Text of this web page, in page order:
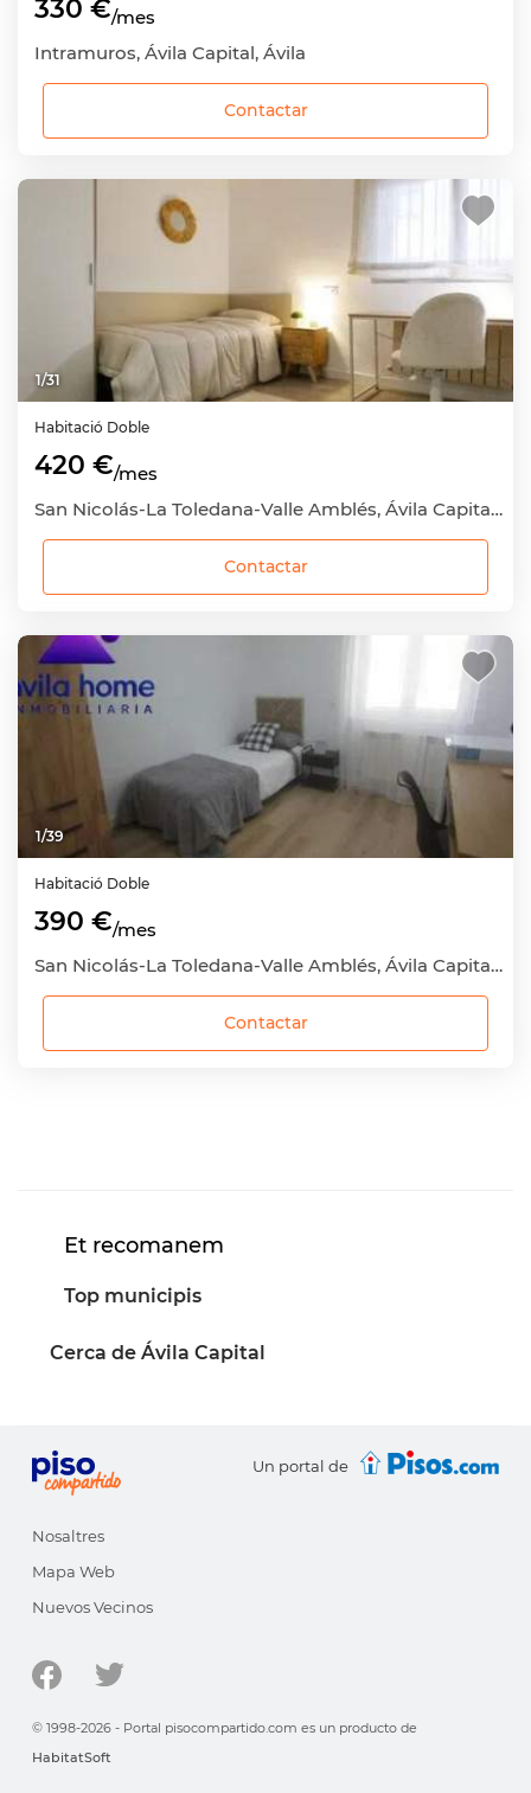
330 €/mes
Intramuros, Ávila Capital, Ávila
Contactar
1/31
Habitació Doble
420 €/mes
San Nicolás-La Toledana-Valle Amblés, Ávila Capital, Ávila
Contactar
1/39
Habitació Doble
390 €/mes
San Nicolás-La Toledana-Valle Amblés, Ávila Capital, Ávila
Contactar
Et recomanem
Top municipis
Cerca de Ávila Capital
Un portal de
Nosaltres
Mapa Web
Nuevos Vecinos
© 1998-2026 - Portal pisocompartido.com es un producto de
HabitatSoft